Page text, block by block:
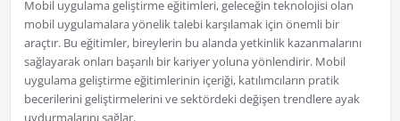
Mobil uygulama geliştirme eğitimleri, geleceğin teknolojisi olan
mobil uygulamalara yönelik talebi karşılamak için önemli bir
araçtır. Bu eğitimler, bireylerin bu alanda yetkinlik kazanmalarını
sağlayarak onları başarılı bir kariyer yoluna yönlendirir. Mobil
uygulama geliştirme eğitimlerinin içeriği, katılımcıların pratik
becerilerini geliştirmelerini ve sektördeki değişen trendlere ayak
uydurmalarını sağlar.